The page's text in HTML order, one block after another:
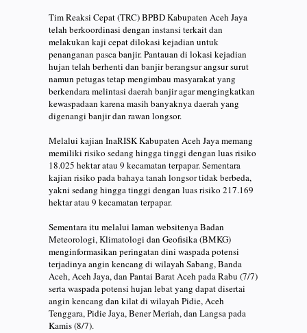
Tim Reaksi Cepat (TRC) BPBD Kabupaten Aceh Jaya
telah berkoordinasi dengan instansi terkait dan
melakukan kaji cepat dilokasi kejadian untuk
penanganan pasca banjir. Pantauan di lokasi kejadian
hujan telah berhenti dan banjir berangsur angsur surut
namun petugas tetap mengimbau masyarakat yang
berkendara melintasi daerah banjir agar mengingkatkan
kewaspadaan karena masih banyaknya daerah yang
digenangi banjir dan rawan longsor.
Melalui kajian InaRISK Kabupaten Aceh Jaya memang
memiliki risiko sedang hingga tinggi dengan luas risiko
18.025 hektar atau 9 kecamatan terpapar. Sementara
kajian risiko pada bahaya tanah longsor tidak berbeda,
yakni sedang hingga tinggi dengan luas risiko 217.169
hektar atau 9 kecamatan terpapar.
Sementara itu melalui laman websitenya Badan
Meteorologi, Klimatologi dan Geofisika (BMKG)
menginformasikan peringatan dini waspada potensi
terjadinya angin kencang di wilayah Sabang, Banda
Aceh, Aceh Jaya, dan Pantai Barat Aceh pada Rabu (7/7)
serta waspada potensi hujan lebat yang dapat disertai
angin kencang dan kilat di wilayah Pidie, Aceh
Tenggara, Pidie Jaya, Bener Meriah, dan Langsa pada
Kamis (8/7).